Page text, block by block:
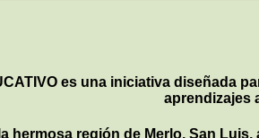
es una iniciativa diseñada
aprendizajes
hermosa región de Merlo, San